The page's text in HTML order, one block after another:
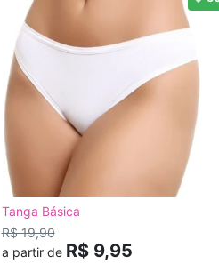
Tanga Básica
R$ 19,90
a partir de R$ 9,95